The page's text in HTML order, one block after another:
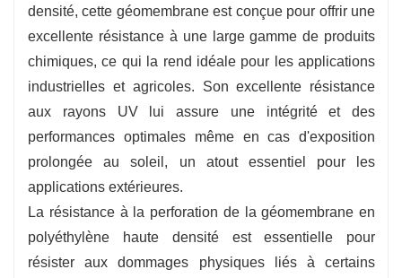
abordable, réduisant ainsi les coûts courants
des projets.
-Protection de l'environnement : Empêche la
pollution des sols et des eaux souterraines, en
promouvant la durabilité.
densité, cette géomembrane est conçue pour offrir une
excellente résistance à une large gamme de produits
chimiques, ce qui la rend idéale pour les applications
industrielles et agricoles. Son excellente résistance
aux rayons UV lui assure une intégrité et des
performances optimales même en cas d'exposition
prolongée au soleil, un atout essentiel pour les
applications extérieures.
La résistance à la perforation de la géomembrane en
polyéthylène haute densité est essentielle pour
résister aux dommages physiques liés à certains